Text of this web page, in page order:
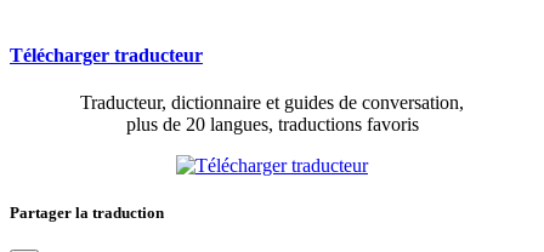
Télécharger traducteur
Traducteur, dictionnaire et guides de conversation,
plus de 20 langues, traductions favoris
Partager la traduction